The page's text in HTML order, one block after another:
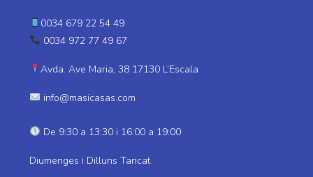
0034 679 22 54 49
0034 972 77 49 67
Avda. Ave Maria, 38 17130 L’Escala
info@masicasas.com
De 9:30 a 13:30 i 16:00 a 19:00
Diumenges i Dilluns Tancat